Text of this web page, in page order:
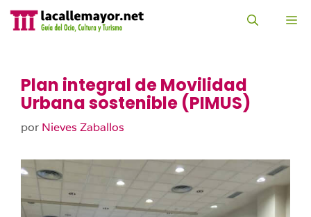
contenido
Plan integral de Movilidad
Urbana sostenible (PIMUS)
por Nieves Zaballos